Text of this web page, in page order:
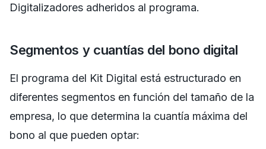
Digitalizadores adheridos al programa.
Segmentos y cuantías del bono digital
El programa del Kit Digital está estructurado en
diferentes segmentos en función del tamaño de la
empresa, lo que determina la cuantía máxima del
bono al que pueden optar: